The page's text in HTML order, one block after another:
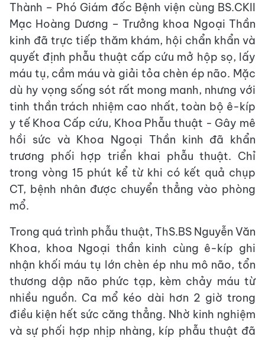
Thành – Phó Giám đốc Bệnh viện cùng BS.CKII
Mạc Hoàng Dương – Trưởng khoa Ngoại Thần
kinh đã trực tiếp thăm khám, hội chẩn khẩn và
quyết định phẫu thuật cấp cứu mở hộp sọ, lấy
máu tụ, cầm máu và giải tỏa chèn ép não. Mặc
dù hy vọng sống sót rất mong manh, nhưng với
tinh thần trách nhiệm cao nhất, toàn bộ ê-kíp
y tế Khoa Cấp cứu, Khoa Phẫu thuật - Gây mê
hồi sức và Khoa Ngoại Thần kinh đã khẩn
trương phối hợp triển khai phẫu thuật. Chỉ
trong vòng 15 phút kể từ khi có kết quả chụp
CT, bệnh nhân được chuyển thẳng vào phòng
mổ.
Trong quá trình phẫu thuật, ThS.BS Nguyễn Văn
Khoa, khoa Ngoại thần kinh cùng ê-kíp ghi
nhận khối máu tụ lớn chèn ép nhu mô não, tổn
thương dập não phức tạp, kèm chảy máu từ
nhiều nguồn. Ca mổ kéo dài hơn 2 giờ trong
điều kiện hết sức căng thẳng. Nhờ kinh nghiệm
và sự phối hợp nhịp nhàng, kíp phẫu thuật đã